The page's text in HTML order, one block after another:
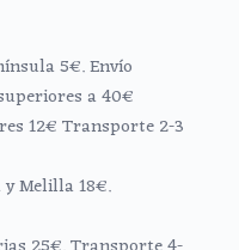
5€. Envío
a 40€
12€ Transporte 2-3
y Melilla 18€.